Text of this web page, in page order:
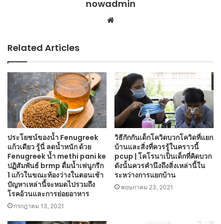
nowadmin
Website
Related Articles
ประโยชน์ของน้ำ Fenugreek
แก้วเดียว รู้นี่ ลดน้ำหนัก ด้วย
Fenugreek น้ำ methi pani ke
ปฏิสัมพันธ์ brmp ดื่มน้ำเฟนูกรีก
1 แก้วในขณะท้องว่างในตอนเช้า
ปัญหาเหล่านี้จะหมดไปรวมถึง
โรคอ้วนและการย่อยอาหาร
กรกฎาคม 13, 2021
วิธีกักกันเด็กโควิดบวกโควิดที่แยก
บ้านและสิ่งที่ควรรู้ในคราวนี้
pcup | โคโรนาเป็นเด็กที่คิดบวก
ดังนั้นควรคำนึงถึงสิ่งเหล่านี้ใน
ระหว่างการแยกบ้าน
พฤษภาคม 23, 2021